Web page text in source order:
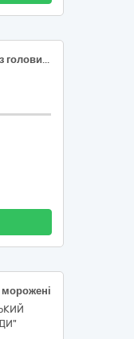
Риба заморожена 1 сорту патрана без голови – хек
морожені